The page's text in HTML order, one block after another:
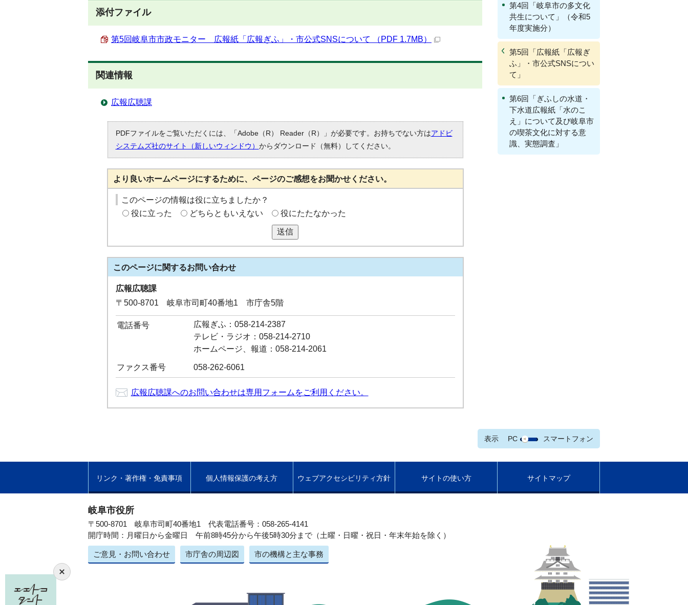
添付ファイル
第5回岐阜市市政モニター 広報紙「広報ぎふ」・市公式SNSについて （PDF 1.7MB）
関連情報
広報広聴課
PDFファイルをご覧いただくには、「Adobe（R） Reader（R）」が必要です。お持ちでない方はアドビ
システムズ社のサイト（新しいウィンドウ） からダウンロード（無料）してください。
より良いホームページにするために、ページのご感想をお聞かせください。
このページの情報は役に立ちましたか？
役に立った
どちらともいえない 役にたたなかった
送信
このページに関するお問い合わせ
広報広聴課
〒500-8701 岐阜市司町40番地1 市庁舎5階
電話番号
広報ぎふ：058-214-2387
テレビ・ラジオ：058-214-2710
ホームページ、報道：058-214-2061
ファクス番号 058-262-6061
広報広聴課へのお問い合わせは専用フォームをご利用ください。
第4回「岐阜市の多文化
共生について」（令和5
年度実施分）
第5回「広報紙「広報ぎ
ふ」・市公式SNSについ
て」
第6回「ぎふしの水道・
下水道広報紙「水のこ
え」について及び岐阜市
の喫茶文化に対する意
識、実態調査」
表示 PC スマートフォン
リンク・著作権・免責事項 個人情報保護の考え方 ウェブアクセシビリティ方針 サイトの使い方 サイトマップ
岐阜市役所
〒500-8701 岐阜市司町40番地1 代表電話番号：058-265-4141
開庁時間：月曜日から金曜日 午前8時45分から午後5時30分まで（土曜・日曜・祝日・年末年始を除く）
ご意見・お問い合わせ 市庁舎の周辺図 市の機構と主な事務